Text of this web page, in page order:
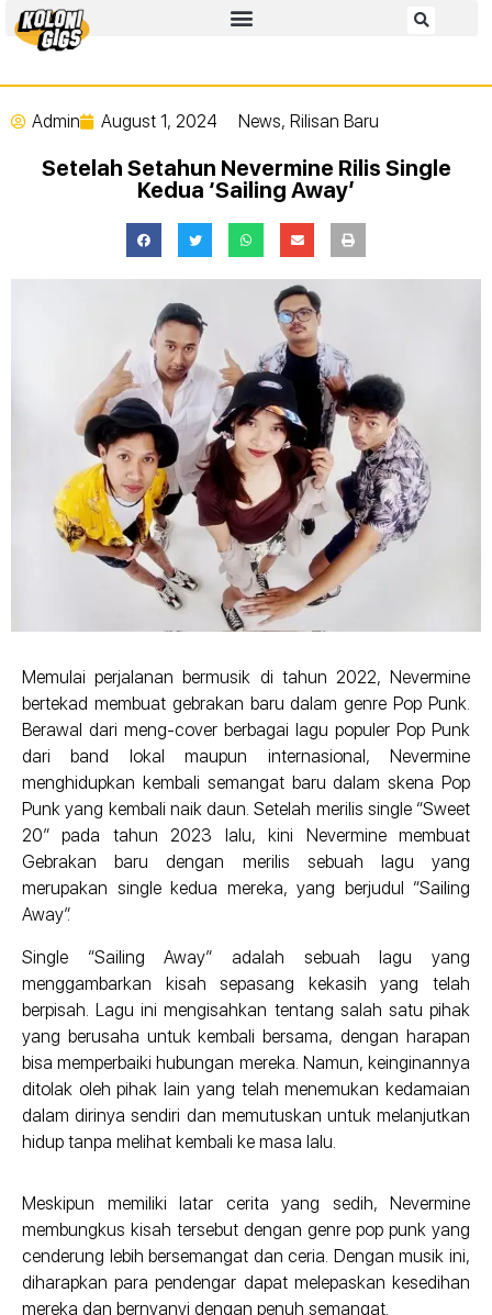
Admin August 1, 2024 News, Rilisan Baru
Setelah Setahun Nevermine Rilis Single
Kedua ‘Sailing Away’
Memulai perjalanan bermusik di tahun 2022, Nevermine
bertekad membuat gebrakan baru dalam genre Pop Punk.
Berawal dari meng-cover berbagai lagu populer Pop Punk
dari band lokal maupun internasional, Nevermine
menghidupkan kembali semangat baru dalam skena Pop
Punk yang kembali naik daun. Setelah merilis single “Sweet
20” pada tahun 2023 lalu, kini Nevermine membuat
Gebrakan baru dengan merilis sebuah lagu yang
merupakan single kedua mereka, yang berjudul “Sailing
Away”.
Single “Sailing Away” adalah sebuah lagu yang
menggambarkan kisah sepasang kekasih yang telah
berpisah. Lagu ini mengisahkan tentang salah satu pihak
yang berusaha untuk kembali bersama, dengan harapan
bisa memperbaiki hubungan mereka. Namun, keinginannya
ditolak oleh pihak lain yang telah menemukan kedamaian
dalam dirinya sendiri dan memutuskan untuk melanjutkan
hidup tanpa melihat kembali ke masa lalu.
Meskipun memiliki latar cerita yang sedih, Nevermine
membungkus kisah tersebut dengan genre pop punk yang
cenderung lebih bersemangat dan ceria. Dengan musik ini,
diharapkan para pendengar dapat melepaskan kesedihan
mereka dan bernyanyi dengan penuh semangat.